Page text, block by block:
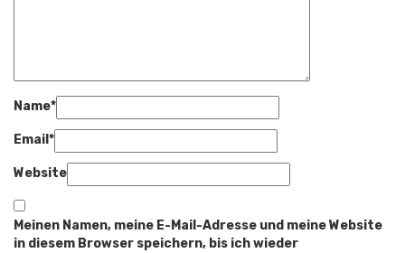
Name*
Email *
Website
Meinen Namen, meine E-Mail-Adresse und meine Website
in diesem Browser speichern, bis ich wieder